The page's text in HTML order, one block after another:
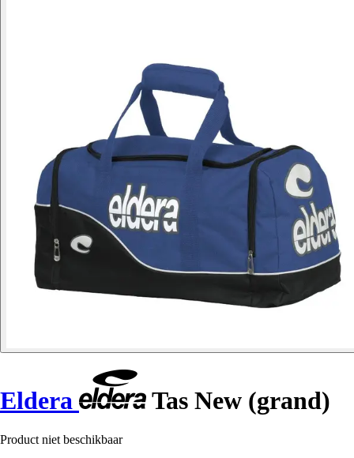
Eldera Tas New (grand)
Product niet beschikbaar